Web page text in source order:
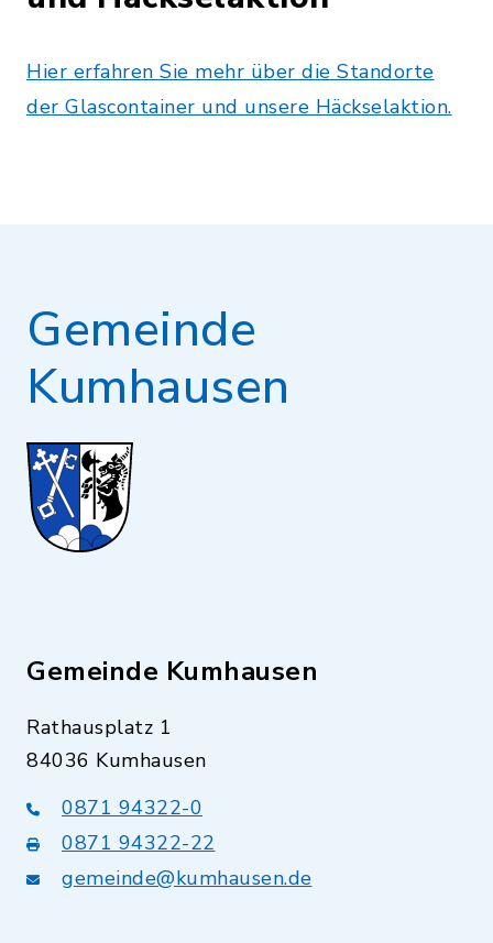
Hier erfahren Sie mehr über die Standorte
der Glascontainer und unsere Häckselaktion.
Gemeinde
Kumhausen
Gemeinde Kumhausen
Rathausplatz 1
84036 Kumhausen
0871 94322-0
0871 94322-22
gemeinde@kumhausen.de